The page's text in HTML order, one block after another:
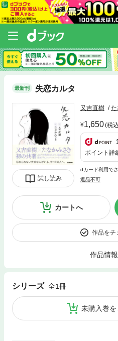
最新刊 失恋カルタ
試し読み
又吉直樹 た
1,650(税
ポイント詳
dカード利用で
返品不可
カートへ
作品をチ
作品情
シリーズ 全1冊
未購入巻を